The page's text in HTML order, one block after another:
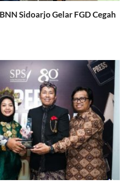
Sidoarjo Gelar FGD Cegah